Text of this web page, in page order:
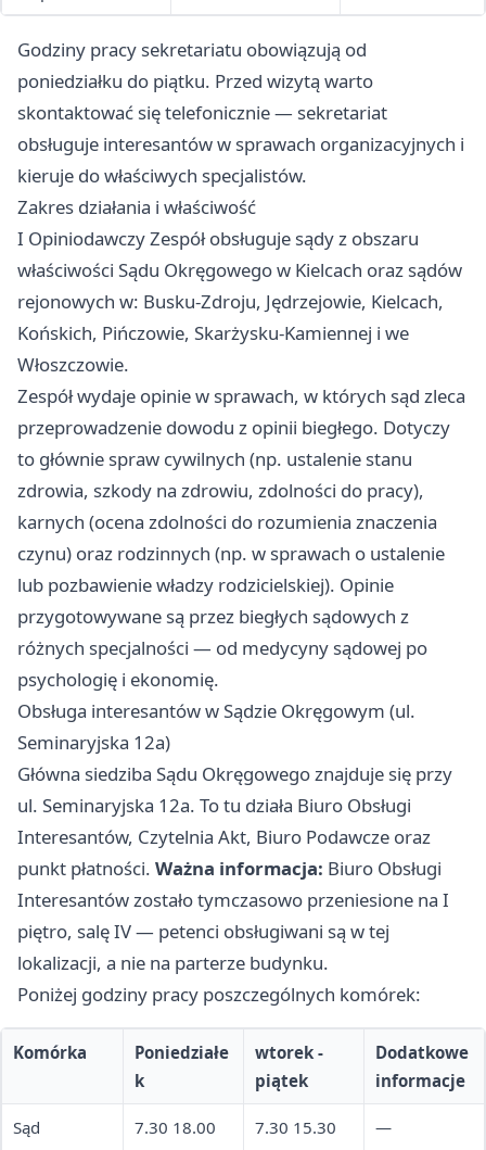
Godziny pracy sekretariatu obowiązują od
poniedziałku do piątku. Przed wizytą warto
skontaktować się telefonicznie — sekretariat
obsługuje interesantów w sprawach organizacyjnych i
kieruje do właściwych specjalistów.
Zakres działania i właściwość
I Opiniodawczy Zespół obsługuje sądy z obszaru
właściwości Sądu Okręgowego w Kielcach oraz sądów
rejonowych w: Busku-Zdroju, Jędrzejowie, Kielcach,
Końskich, Pińczowie, Skarżysku-Kamiennej i we
Włoszczowie.
Zespół wydaje opinie w sprawach, w których sąd zleca
przeprowadzenie dowodu z opinii biegłego. Dotyczy
to głównie spraw cywilnych (np. ustalenie stanu
zdrowia, szkody na zdrowiu, zdolności do pracy),
karnych (ocena zdolności do rozumienia znaczenia
czynu) oraz rodzinnych (np. w sprawach o ustalenie
lub pozbawienie władzy rodzicielskiej). Opinie
przygotowywane są przez biegłych sądowych z
różnych specjalności — od medycyny sądowej po
psychologię i ekonomię.
Obsługa interesantów w Sądzie Okręgowym (ul.
Seminaryjska 12a)
Główna siedziba Sądu Okręgowego znajduje się przy
ul. Seminaryjska 12a. To tu działa Biuro Obsługi
Interesantów, Czytelnia Akt, Biuro Podawcze oraz
punkt płatności. Ważna informacja: Biuro Obsługi
Interesantów zostało tymczasowo przeniesione na I
piętro, salę IV — petenci obsługiwani są w tej
lokalizacji, a nie na parterze budynku.
Poniżej godziny pracy poszczególnych komórek:
Komórka
Poniedziałe
k
wtorek -
piątek
Dodatkowe
informacje
Sąd
7.30 18.00 7.30 15.30 —